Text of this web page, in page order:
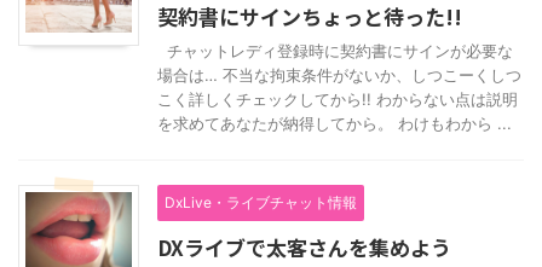
契約書にサインちょっと待った!!
チャットレディ登録時に契約書にサインが必要な
場合は… 不当な拘束条件がないか、しつこーくしつ
こく詳しくチェックしてから!! わからない点は説明
を求めてあなたが納得してから。 わけもわから ...
DxLive・ライブチャット情報
DXライブで太客さんを集めよう